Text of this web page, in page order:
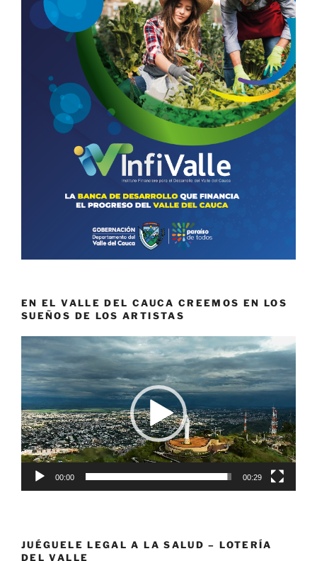
EN EL VALLE DEL CAUCA CREEMOS EN LOS
SUEÑOS DE LOS ARTISTAS
Reproductor
de
vídeo
00:00 00:29
JUÉGUELE LEGAL A LA SALUD – LOTERÍA
DEL VALLE